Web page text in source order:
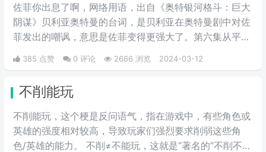
佐菲你出息了啊，网络用语，出自《奥特银河格斗：巨大
阴谋》贝利亚奥特曼的台词，是贝利亚在奥特曼剧中对佐
菲发出的嘲讽，意思是佐菲变得更强大了。第六集从平行
时空穿越过来的贝利亚早期形态嘲讽佐菲，你还有星星的
标志啊，佐菲你出息了。
385 点赞 0 评论 2666 浏览 2024-03-12
不削能玩
不削能玩，这个梗是反问语气，指在游戏中，有些角色或
英雄的强度相对较高，导致玩家们强烈要求削弱这些角
色/英雄的能力。 不削≠不能玩，这就是“著名的”不削不等